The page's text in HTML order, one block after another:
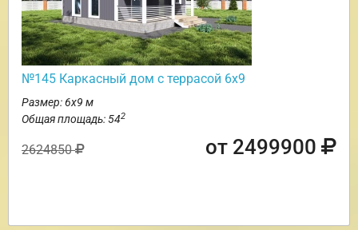
№145 Каркасный дом с террасой 6х9
Размер: 6х9 м
Общая площадь: 542
2624850 от 2499900